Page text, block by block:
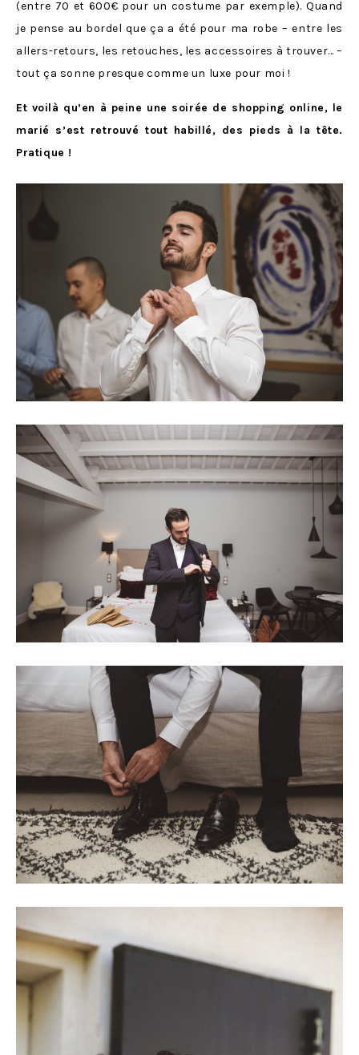
(entre 70 et 600€ pour un costume par exemple). Quand
je pense au bordel que ça a été pour ma robe – entre les
allers-retours, les retouches, les accessoires à trouver… –
tout ça sonne presque comme un luxe pour moi !
Et voilà qu’en à peine une soirée de shopping online, le
marié s’est retrouvé tout habillé, des pieds à la tête.
Pratique !